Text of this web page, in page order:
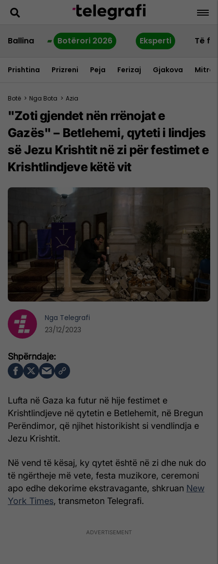
Ballina Botërori 2026 Eksperti Të
Prishtina Prizreni Peja Ferizaj Gjakova
Botë > Nga Bota > Azia
"Zoti gjendet nën rrënojat e
Gazës" – Betlehemi, qyteti i lindjes
së Jezu Krishtit në zi për festimet e
Krishtlindjeve këtë vit
Lufta në Gaza ka futur në hije festimet e
Krishtlindjeve në qytetin e Betlehemit, në Bregun
Perëndimor, që njihet historikisht si vendlindja e
Jezu Krishtit.
Në vend të kësaj, ky qytet është në zi dhe nuk do
të ngërtheje më vete, festa muzikore, ceremoni
apo edhe dekorime ekstravagante, shkruan New
York Times, transmeton Telegrafi.
Nga Telegrafi
23/12/2023